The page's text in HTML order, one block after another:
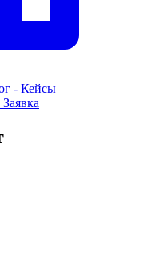
- Кейсы
Заявка